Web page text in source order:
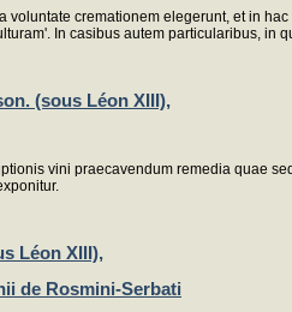
voluntate cremationem elegerunt, et in
In casibus autem particularibus, in
(sous Léon XIII),
vini praecavendum remedia quae
Léon XIII),
de Rosmini-Serbati